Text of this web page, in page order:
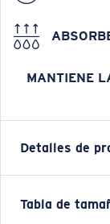
MANTIENE
Detalles de
Longsleeve
Tabla de